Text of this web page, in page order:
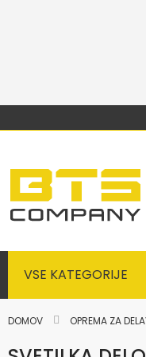
VSE KATEGORIJE
DOMOV OPREMA ZA